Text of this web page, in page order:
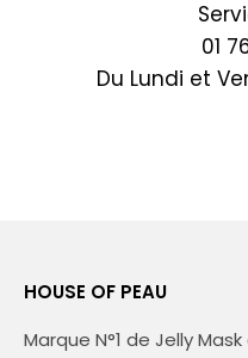
01
Du Lundi et
HOUSE OF PEAU
Marque N°1 de Jelly